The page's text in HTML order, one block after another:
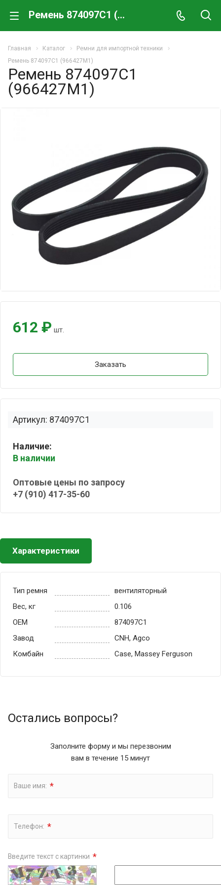
Ремень 874097C1 (966427M1)
Главная Каталог
Ремни для импортной техники
Ремень 874097C1 (966427M1)
Ремень 874097C1
(966427M1)
Артикул: 874097C1
Наличие:
В наличии
Оптовые цены по запросу
+7 (910) 417-35-60
612 ₽ шт.
Заказать
Характеристики
Тип ремня
вентиляторный
Вес, кг
0.106
OEM
874097C1
Завод
CNH, Agco
Комбайн
Case, Massey Ferguson
Остались вопросы?
Заполните форму и мы перезвоним
вам в течение 15 минут
Ваше имя: *
Телефон: *
Введите текст с картинки *